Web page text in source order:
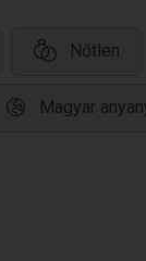
Nőtlen
Magyar